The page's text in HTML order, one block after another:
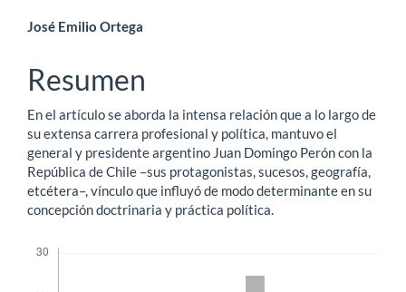
Contenido
principal
del
artículo
José Emilio Ortega
Resumen
En el artículo se aborda la intensa relación que a lo largo de
su extensa carrera profesional y política, mantuvo el
general y presidente argentino Juan Domingo Perón con la
República de Chile –sus protagonistas, sucesos, geografía,
etcétera–, vínculo que influyó de modo determinante en su
concepción doctrinaria y práctica política.